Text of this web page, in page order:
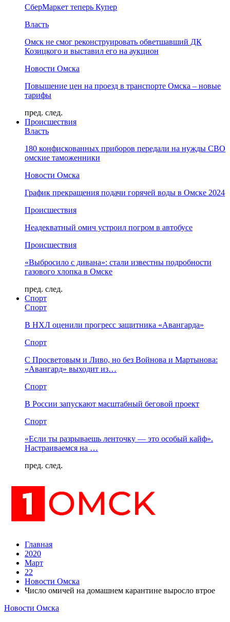
СберМаркет теперь Купер
Власть
Омск не смог реконструировать обветшавший ДК
Козицкого и выставил его на аукцион
Новости Омска
Повышение цен на проезд в транспорте Омска – новые
тарифы
пред. след.
Происшествия
Власть
180 конфискованных приборов передали на нужды СВО
омские таможенники
Новости Омска
График прекращения подачи горячей воды в Омске 2024
Происшествия
Неадекватный омич устроил погром в автобусе
Происшествия
«Выбросило с дивана»: стали известны подробности
газового хлопка в Омске
пред. след.
Спорт
Спорт
В НХЛ оценили прогресс защитника «Авангарда»
Спорт
С Просветовым и Ливо, но без Войнова и Мартынова:
«Авангард» выходит из…
Спорт
В России запускают масштабный беговой проект
Спорт
«Если ты разрываешь ленточку — это особый кайф».
Настраиваемся на …
пред. след.
Главная
2020
Март
22
Новости Омска
Число омичей на домашнем карантине выросло втрое
Новости Омска